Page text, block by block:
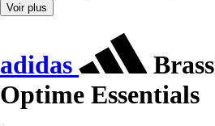
Voir plus
adidas
Optime Essentials